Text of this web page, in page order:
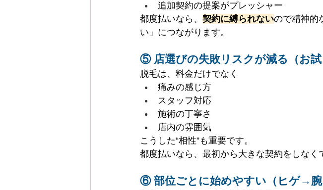
追加契約の提案がプレッシャー
都度払いなら、 契約に縛られないので精神的
い」につながります。
⑤ 店選びの失敗リスクが減る（お試
脱毛は、料金だけでなく
痛みの感じ方
スタッフ対応
施術の丁寧さ
店内の雰囲気
こうした“相性”も重要です。
都度払いなら、最初から大きな契約をしなく
⑥ 部位ごとに始めやすい（ヒゲ→腕